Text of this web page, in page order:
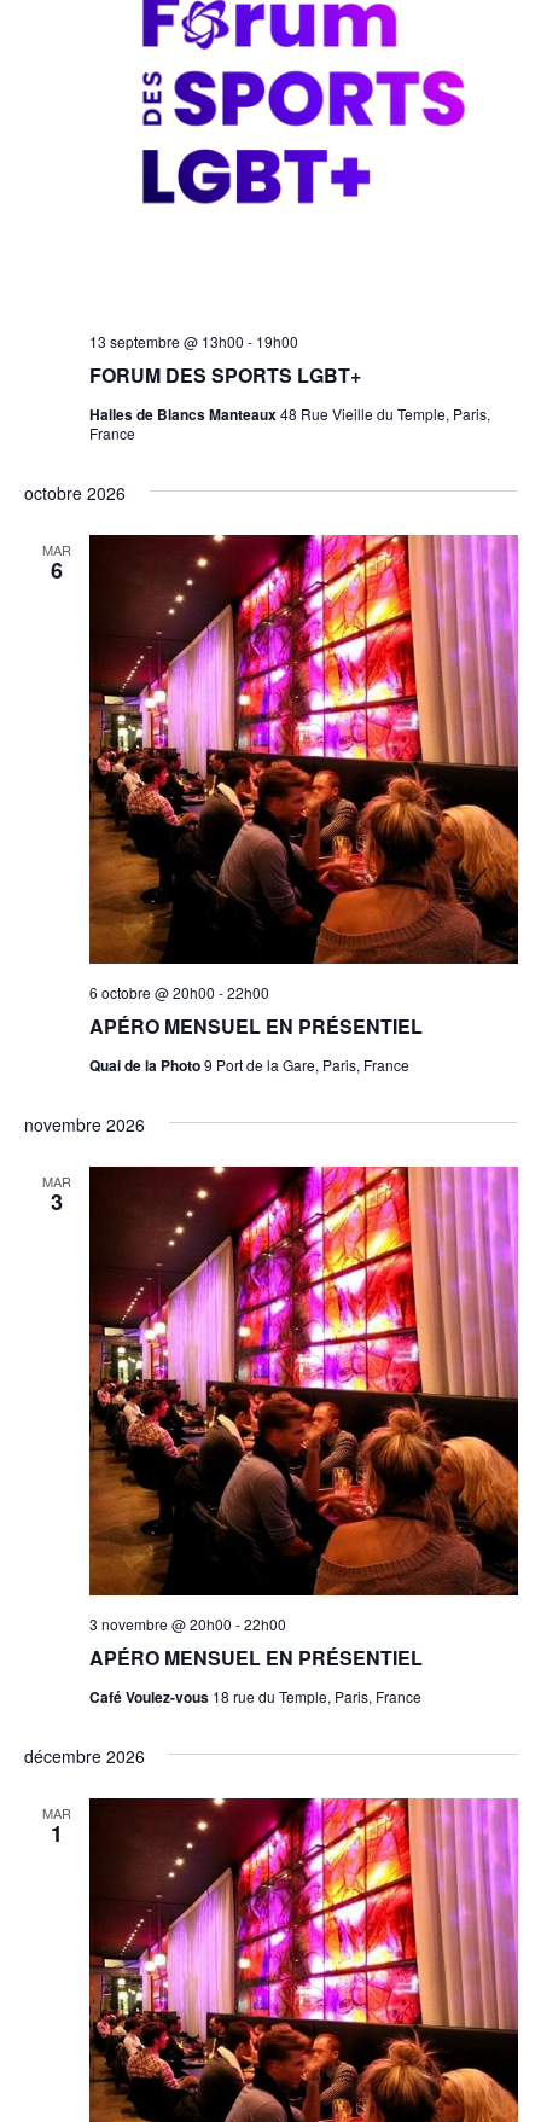
FORUM DES SPORTS LGBT+
13 septembre @ 13h00 - 19h00
Sports
Halles de Blancs Manteaux48 Rue Vieille du Temple, Paris,
France
octobre 2026
MAR
6
APÉRO MENSUEL EN PRÉSENTIEL
6 octobre @ 20h00 -22h00
Quai de la Photo9 Port de la Gare, Paris, France
novembre 2026
MAR
3
APÉRO MENSUEL EN PRÉSENTIEL
3 novembre @ 20h00 -22h00
Café Voulez-vous 18 rue du Temple, Paris, France
décembre 2026
MAR
1